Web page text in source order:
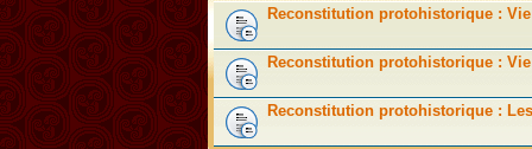
Reconstitution protohistorique :
Reconstitution protohistorique :
Reconstitution protohistorique :